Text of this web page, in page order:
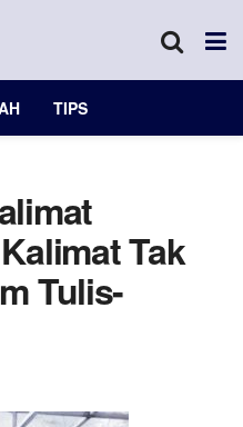
TIPS
Tak
Tulis-